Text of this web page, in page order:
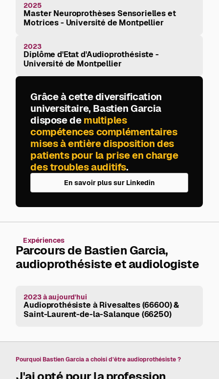
2025
Master Neuroprothèses Sensorielles et
Motrices - Université de Montpellier
2023
Diplôme d'Etat d'Audioprothésiste -
Université de Montpellier
Grâce à cette diversification
universitaire, Bastien Garcia
dispose demultiples
compétences complémentaires
mises à entière disposition des
patients pour la prise en charge
des troubles auditifs.
En savoir plus sur Linkedin
Expériences
Parcours de Bastien Garcia,
audioprothésiste et audiologiste
2023 à aujourd'hui
Audioprothésiste à Rivesaltes (66600) &
Saint-Laurent-de-la-Salanque (66250)
Pourquoi Bastien Garcia a choisi d’être audioprothésiste ?